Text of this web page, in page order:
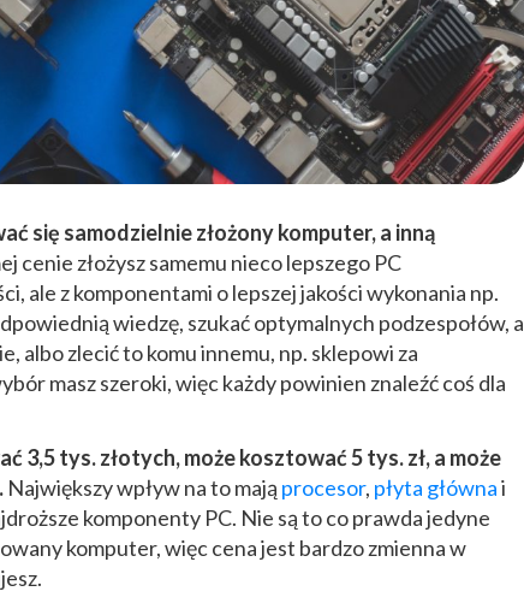
się samodzielnie złożony komputer, a inną
cenie złożysz samemu nieco lepszego PC
ale z komponentami o lepszej jakości wykonania np.
wiedzę, szukać optymalnych podzespołów, a
albo zlecić to komu innemu, np. sklepowi za
masz szeroki, więc każdy powinien znaleźć coś dla
3,5 tys. złotych, może kosztować 5 tys. zł, a może
Największy wpływ na to mają procesor, płyta głównai
komponenty PC. Nie są to co prawda jedyne
komputer, więc cena jest bardzo zmienna w